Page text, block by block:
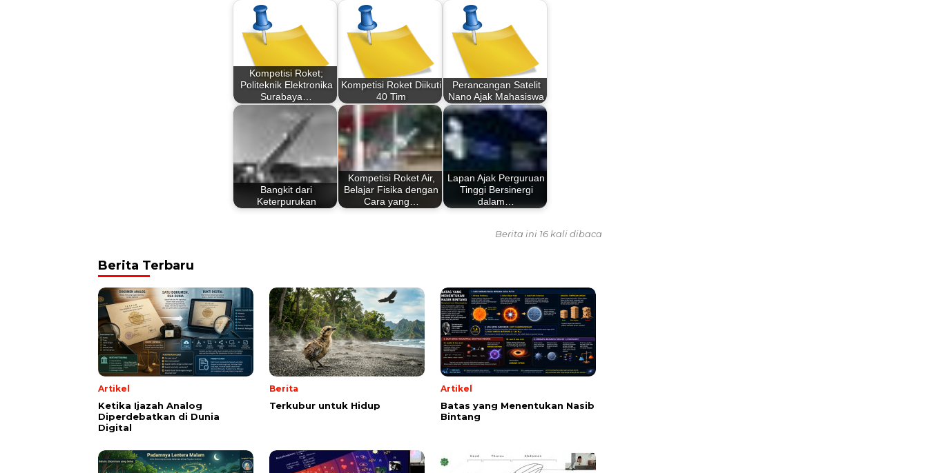
Kompetisi Roket;
Politeknik Elektronika
Surabaya…
Kompetisi Roket Diikuti
40 Tim
Perancangan Satelit
Nano Ajak Mahasiswa
Bangkit dari
Keterpurukan
Kompetisi Roket Air,
Belajar Fisika dengan
Cara yang…
Lapan Ajak Perguruan
Tinggi Bersinergi
dalam…
Berita ini 16 kali dibaca
Berita Terbaru
Artikel
Ketika Ijazah Analog
Diperdebatkan di Dunia
Digital
Berita
Terkubur untuk Hidup
Artikel
Batas yang Menentukan Nasib
Bintang